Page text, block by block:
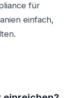
für
einfach,